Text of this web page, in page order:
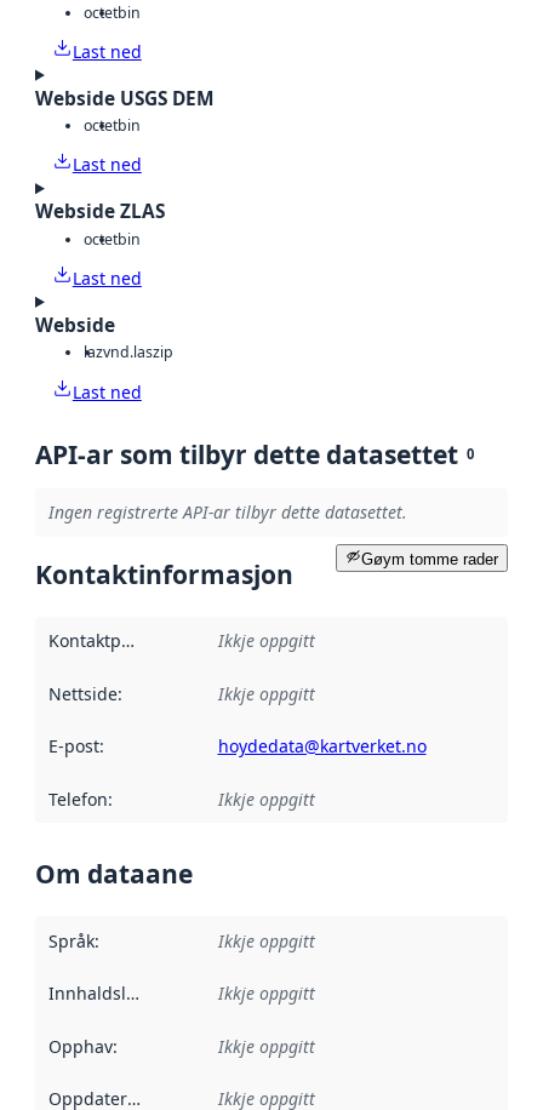
octetbin
Last ned
Webside USGS DEM
octetbin
Last ned
Webside ZLAS
octetbin
Last ned
Webside
lazvnd.laszip
Last ned
API-ar som tilbyr dette datasettet 0
Ingen registrerte API-ar tilbyr dette datasettet.
Gøym tomme rader
Kontaktinformasjon
Kontaktpunkt Ikkje oppgitt
Nettside: Ikkje oppgitt
E-post: hoydedata@kartverket.no
Telefon: Ikkje oppgitt
Om dataane
Språk: Ikkje oppgitt
Innhaldsleverandørar :
Ikkje oppgitt
Opphav: Ikkje oppgitt
Oppdateringsfrekvens :
Ikkje oppgitt